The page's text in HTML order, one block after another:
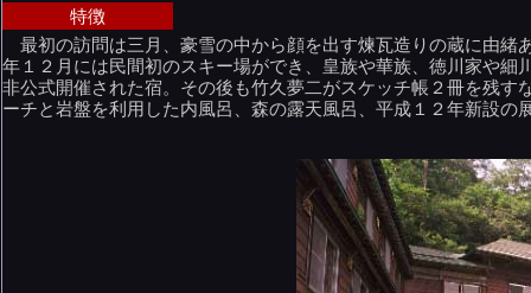
特徴
最初の訪問は三月、豪雪の中から顔を出す煉瓦造りの蔵に由緒
年１２月には民間初のスキー場ができ、皇族や華族、徳川家や
非公式開催された宿。その後も竹久夢二がスケッチ帳２冊を残
ーチと岩盤を利用した内風呂、森の露天風呂、平成１２年新設の